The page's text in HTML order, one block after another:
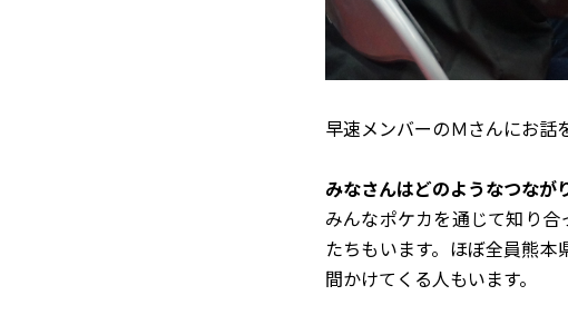
早速メンバーのＭさんにお話
――みなさんはどのようなつなが
みんなポケカを通じて知り
たちもいます。ほぼ全員熊
間かけてくる人もいます。